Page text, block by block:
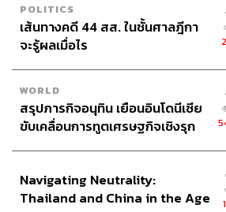
POLITICS
เส้นทางคดี 44 สส. ในชั้นศาลฎีกา
จะรู้ผลเมื่อไร
WORLD
สรุปภารกิจอนุทิน เยือนอินโดนีเซีย
ขับเคลื่อนการทูตเศรษฐกิจเชิงรุก
Navigating Neutrality:
Thailand and China in the Age